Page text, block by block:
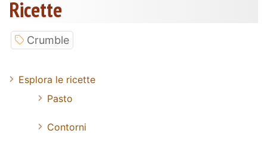
Ricette
Crumble
Esplora le ricette
Pasto
Contorni